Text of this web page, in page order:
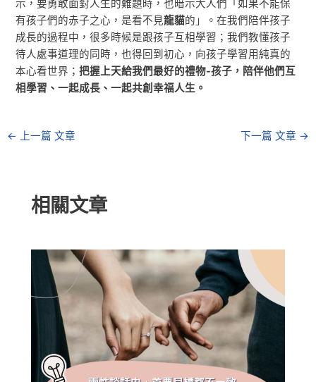
示，要勇敢面對人生的難題時，也暗示大人們「如果不能保
有孩子們的赤子之心，是看不見龍貓的」。在我們陪伴孩子
成長的過程中，很多時候是跟孩子互相學習；我們教懂孩子
待人處事道理的同時，也得回到初心，向孩子學習用純真的
本心看世界；把握上天給我們最好的禮物-孩子，陪伴他們互
相學習、一起成長、一起共創幸福人生。
← 上一篇 文章 下一篇 文章 →
相關文章